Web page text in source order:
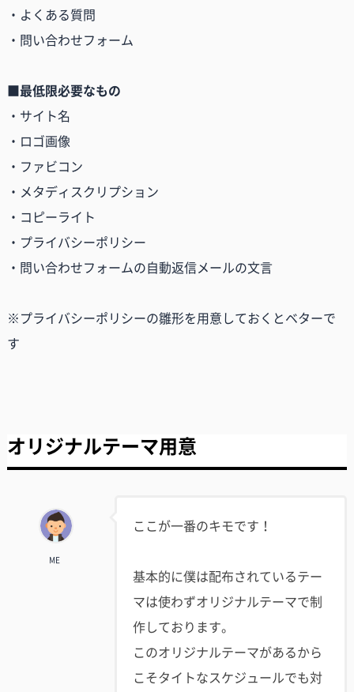
・よくある質問
・問い合わせフォーム
■最低限必要なもの
・サイト名
・ロゴ画像
・ファビコン
・メタディスクリプション
・コピーライト
・プライバシーポリシー
・問い合わせフォームの自動返信メールの文言
※プライバシーポリシーの雛形を用意しておくとベターで
す
オリジナルテーマ用意
ME
ここが一番のキモです！
基本的に僕は配布されているテー
マは使わずオリジナルテーマで制
作しております。
このオリジナルテーマがあるから
こそタイトなスケジュールでも対